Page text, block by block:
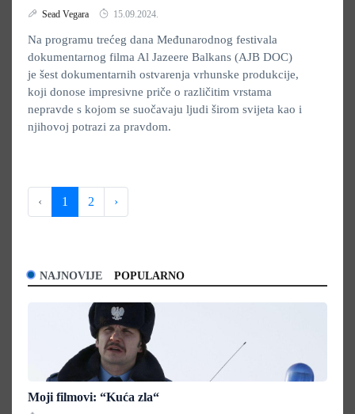
Sead Vegara 15.09.2024.
Na programu trećeg dana Međunarodnog festivala
dokumentarnog filma Al Jazeere Balkans (AJB DOC)
je šest dokumentarnih ostvarenja vrhunske produkcije,
koji donose impresivne priče o različitim vrstama
nepravde s kojom se suočavaju ljudi širom svijeta kao i
njihovoj potrazi za pravdom.
‹ 1 2 ›
NAJNOVIJE POPULARNO
Moji filmovi: “Kuća zla“